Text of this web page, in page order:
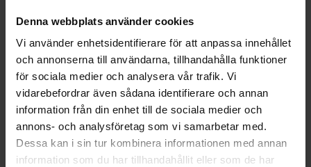
Denna webbplats använder cookies
Vi använder enhetsidentifierare för att anpassa innehållet
och annonserna till användarna, tillhandahålla funktioner
för sociala medier och analysera vår trafik. Vi
vidarebefordrar även sådana identifierare och annan
information från din enhet till de sociala medier och
annons- och analysföretag som vi samarbetar med.
Dessa kan i sin tur kombinera informationen med annan
information som du har tillhandahållit eller som de har
sociala förmåner för att klara sig.
Pirjo Pajunen och Jonny Smeds
Läs också vilka frågor FFC:s ordförande Jarkko